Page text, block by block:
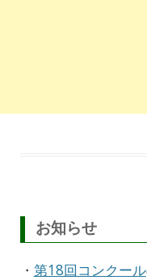
お知らせ
・ 第18回コンクール